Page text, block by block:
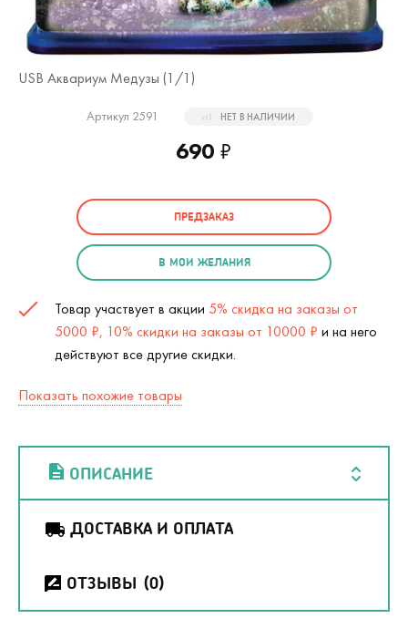
USB Аквариум Медузы (1 /1)
Артикул 2591 НЕТ В НАЛИЧИИ
690 ₽
ПРЕДЗАКАЗ
В МОИ ЖЕЛАНИЯ
Товар участвует в акции 5% скидка на заказы от
5000 ₽, 10% скидки на заказы от 10000 ₽ и на него
действуют все другие скидки.
Показать похожие товары
ОПИСАНИЕ
ДОСТАВКА И ОПЛАТА
ОТЗЫВЫ (0)